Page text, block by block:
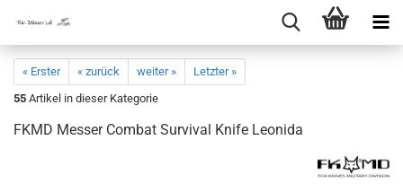
« Erster « zurück weiter »
Letzter »
55 Artikel in dieser Kategorie
FKMD Messer Combat Survival Knife Leonida